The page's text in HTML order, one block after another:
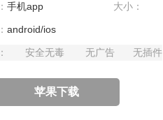
手机app 大小：
android/ios
安全无毒 无广告 无插件
苹果下载